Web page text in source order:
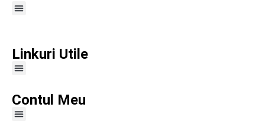
Linkuri Utile
Contul Meu